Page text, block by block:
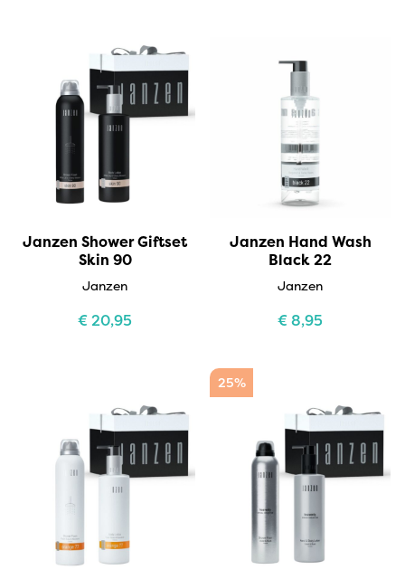
Janzen Shower Giftset
Skin 90
Janzen
€20,95
Janzen Hand Wash
Black 22
Janzen
€8,95
25%